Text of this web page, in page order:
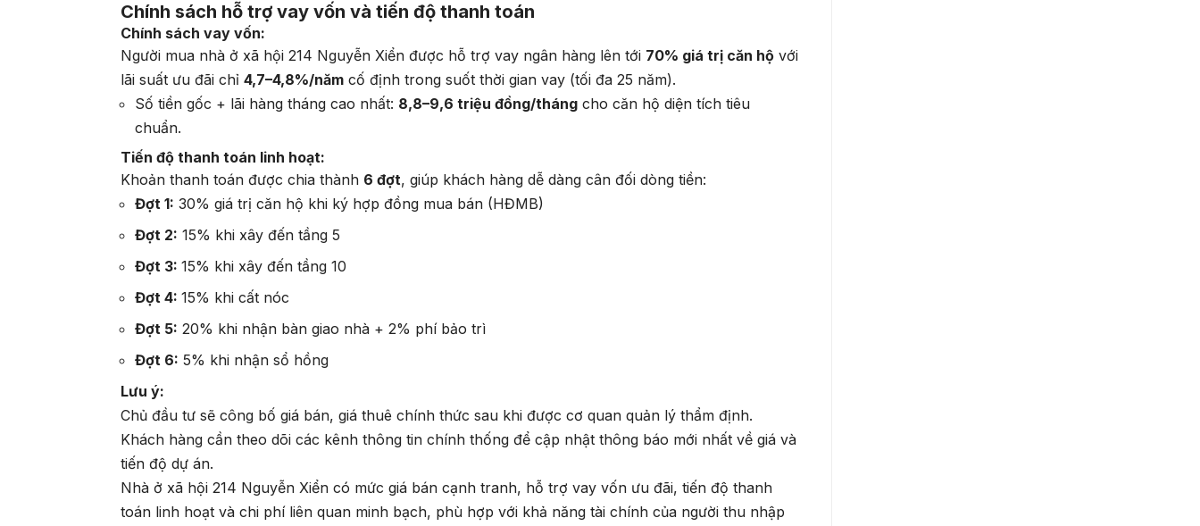
Chính sách hỗ trợ vay vốn và tiến độ thanh toán
Chính sách vay vốn:
Người mua nhà ở xã hội 214 Nguyễn Xiển được hỗ trợ vay ngân hàng lên tới 70% giá trị căn hộ với
lãi suất ưu đãi chỉ4,7–4,8%/năm cố định trong suốt thời gian vay (tối đa 25 năm).
Số tiền gốc + lãi hàng tháng cao nhất: 8,8–9,6 triệu đồng/tháng cho căn hộ diện tích tiêu
chuẩn.
Tiến độ thanh toán linh hoạt:
Khoản thanh toán được chia thành 6 đợt, giúp khách hàng dễ dàng cân đối dòng tiền:
Đợt 1: 30% giá trị căn hộ khi ký hợp đồng mua bán (HĐMB)
Đợt 2: 15% khi xây đến tầng 5
Đợt 3:15% khi xây đến tầng 10
Đợt 4:15% khi cất nóc
Đợt 5: 20% khi nhận bàn giao nhà + 2% phí bảo trì
Đợt 6: 5% khi nhận sổ hồng
Lưu ý:
Chủ đầu tư sẽ công bố giá bán, giá thuê chính thức sau khi được cơ quan quản lý thẩm định.
Khách hàng cần theo dõi các kênh thông tin chính thống để cập nhật thông báo mới nhất về giá và
tiến độ dự án.
Nhà ở xã hội 214 Nguyễn Xiển có mức giá bán cạnh tranh, hỗ trợ vay vốn ưu đãi, tiến độ thanh
toán linh hoạt và chi phí liên quan minh bạch, phù hợp với khả năng tài chính của người thu nhập